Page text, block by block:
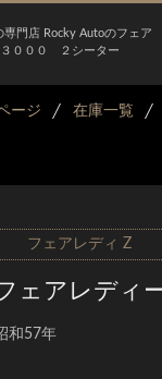
専門店 Rocky Autoのフェア
０００ ２シーター
ージ 在庫一覧
フェアレディ Z
ェアレディ
和57年